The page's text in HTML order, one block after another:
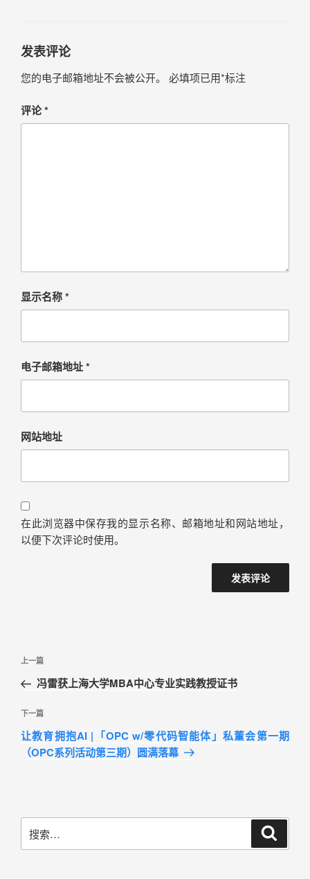
发表评论
您的电子邮箱地址不会被公开。 必填项已用*标注
评论*
显示名称*
电子邮箱地址*
网站地址
在此浏览器中保存我的显示名称、邮箱地址和网站地址，
以便下次评论时使用。
上一篇
冯雷获上海大学MBA中心专业实践教授证书
下一篇
让教育拥抱AI |「OPC w/零代码智能体」私董会第一期
（OPC系列活动第三期）圆满落幕